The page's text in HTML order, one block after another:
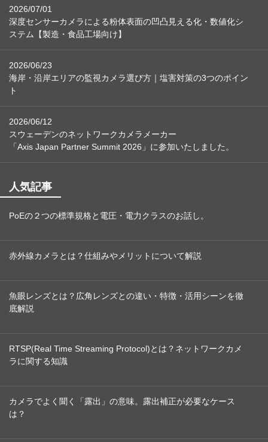
2026/07/01
深度センサーカメラによる粉体表面の凹凸見える化・数値化シ
ステム【製造・食品工場向け】
2026/06/23
海岸・沿岸エリアの監視カメラ選び方｜塩害対策の3つのポイン
ト
2026/06/12
スウェーデンのネットワークカメラメーカー
「Axis Japan Partner Summit 2026」に参加いたしました。
人気記事
PoEの２つの標準規格と電圧・電力クラスのお話し。
赤外線カメラとは？仕組みやメリットについて解説
魚眼レンズとは？広角レンズとの違い・特徴・活用シーンを徹
底解説
RTSP(Real Time Streaming Protocol)とは？ネットワークカメ
ラに関する知識
カメラでよく聞く「露出」の意味。露出補正が必要なケース
は？